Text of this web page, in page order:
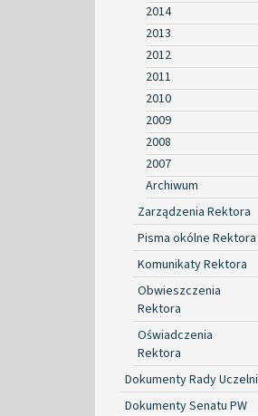
2014
2013
2012
2011
2010
2009
2008
2007
Archiwum
Zarządzenia Rektora
Pisma okólne Rektora
Komunikaty Rektora
Obwieszczenia
Rektora
Oświadczenia
Rektora
Dokumenty Rady Uczelni
Dokumenty Senatu PW